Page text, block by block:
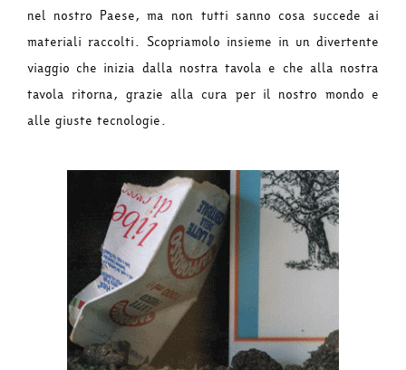
nel nostro Paese, ma non tutti sanno cosa succede ai
materiali raccolti. Scopriamolo insieme in un divertente
viaggio che inizia dalla nostra tavola e che alla nostra
tavola ritorna, grazie alla cura per il nostro mondo e
alle giuste tecnologie.